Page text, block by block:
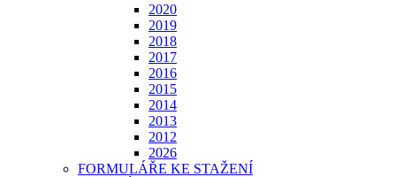
2020
2019
2018
2017
2016
2015
2014
2013
2012
2026
FORMULÁŘE KE STAŽENÍ